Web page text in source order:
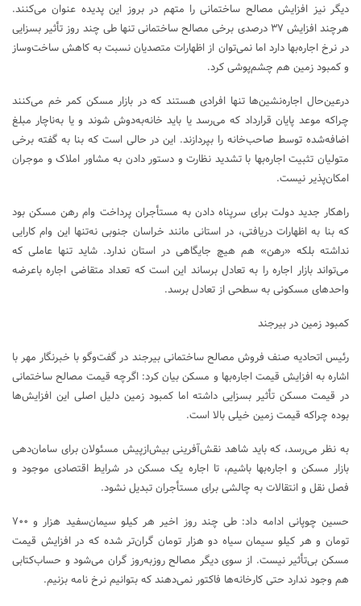
دیگر نیز افزایش مصالح ساختمانی را متهم در بروز این پدیده عنوان می‌کنند.
هرچند افزایش ۳۷ درصدی برخی مصالح ساختمانی تنها طی چند روز تأثیر بسزایی
در نرخ اجاره‌بها دارد اما نمی‌توان از اظهارات متصدیان نسبت به کاهش ساخت‌وساز
و کمبود زمین هم چشم‌پوشی کرد.
درعین‌حال اجاره‌نشین‌ها تنها افرادی هستند که در بازار مسکن کمر خم می‌کنند
چراکه موعد پایان قرارداد که می‌رسد یا باید خانه‌به‌دوش شوند و یا به‌ناچار مبلغ
اضافه‌شده توسط صاحب‌خانه را بپردازند. این در حالی است که بنا به گفته برخی
متولیان تثبیت اجاره‌بها با تشدید نظارت و دستور دادن به مشاور املاک و موجران
امکان‌پذیر نیست.
راهکار جدید دولت برای سرپناه دادن به مستأجران پرداخت وام رهن مسکن بود
که بنا به اظهارات دریافتی، در استانی مانند خراسان جنوبی نه‌تنها این وام کارایی
نداشته بلکه «رهن» هم هیچ جایگاهی در استان ندارد. شاید تنها عاملی که
می‌تواند بازار اجاره را به تعادل برساند این است که تعداد متقاضی اجاره باعرضه
واحدهای مسکونی به سطحی از تعادل برسد.
کمبود زمین در بیرجند
رئیس اتحادیه صنف فروش مصالح ساختمانی بیرجند در گفت‌وگو با خبرنگار مهر با
اشاره به افزایش قیمت اجاره‌بها و مسکن بیان کرد: اگرچه قیمت مصالح ساختمانی
در قیمت مسکن تأثیر بسزایی داشته اما کمبود زمین دلیل اصلی این افزایش‌ها
بوده چراکه قیمت زمین خیلی بالا است.
به نظر می‌رسد، که باید شاهد نقش‌آفرینی بیش‌ازپیش مسئولان برای سامان‌دهی
بازار مسکن و اجاره‌بها باشیم، تا اجاره یک مسکن در شرایط اقتصادی موجود و
فصل نقل و انتقالات به چالشی برای مستأجران تبدیل نشود.
حسین چوپانی ادامه داد: طی چند روز اخیر هر کیلو سیمان‌سفید هزار و ۷۰۰
تومان و هر کیلو سیمان سیاه دو هزار تومان گران‌تر شده که در افزایش قیمت
مسکن بی‌تأثیر نیست. از سوی دیگر مصالح روزبه‌روز گران می‌شود و حساب‌کتابی
هم وجود ندارد حتی کارخانه‌ها فاکتور نمی‌دهند که بتوانیم نرخ نامه بزنیم.